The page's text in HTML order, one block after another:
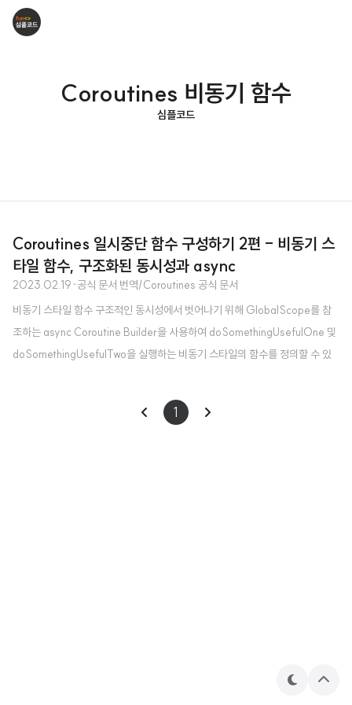
Coroutines 비동기 함수
심플코드
Coroutines 일시중단 함수 구성하기 2편 - 비동기 스
타일 함수, 구조화된 동시성과 async
2023.02.19 ·공식 문서 번역/Coroutines 공식 문서
비동기 스타일 함수 구조적인 동시성에서 벗어나기 위해 GlobalScope를 참
조하는 async Coroutine Builder을 사용하여 doSomethingUsefulOne 및
doSomethingUsefulTwo을 실행하는 비동기 스타일의 함수를 정의할 수 있
동기 계산을 시작하기만 하고 결괏값을 얻기 위해 Deffered 값을 사용해야 한
다는 것을 강조한다. 📖 GlobalScope는 사소하지 않은 역효과를 일으킬 수
1
테
상